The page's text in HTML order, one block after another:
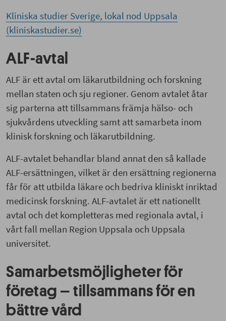
Kliniska studier Sverige, lokal nod Uppsala
(kliniskastudier.se)
ALF-avtal
ALF är ett avtal om läkarutbildning och forskning
mellan staten och sju regioner. Genom avtalet åtar
sig parterna att tillsammans främja hälso- och
sjukvårdens utveckling samt att samarbeta inom
klinisk forskning och läkarutbildning.
ALF-avtalet behandlar bland annat den så kallade
ALF-ersättningen, vilket är den ersättning regionerna
får för att utbilda läkare och bedriva kliniskt inriktad
medicinsk forskning. ALF-avtalet är ett nationellt
avtal och det kompletteras med regionala avtal, i
vårt fall mellan Region Uppsala och Uppsala
universitet.
Samarbetsmöjligheter för
företag – tillsammans för en
bättre vård